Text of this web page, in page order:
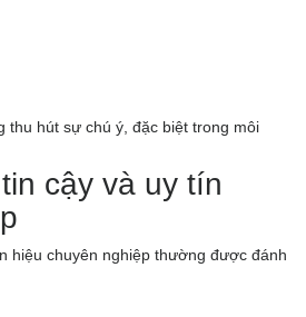
thu hút sự chú ý, đặc biệt trong môi
cậy và uy tín
hiệu chuyên nghiệp thường được đánh